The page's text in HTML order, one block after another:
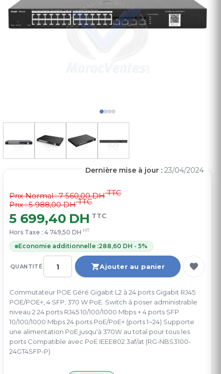
QUANTITÉ Ajouter au panier
Prix Normal :7 560,00 DHTTC
Prix : 5 988,00 DHTTC
5 699,40 DH TTC
Hors Taxe : 4 749,50 DH HT
Economie additionnelle :288,60 DH - 5%
Commutateur POE Géré Gigabit L2 à 24 ports Gigabit RJ45
POE/POE+, 4 SFP, 370 W PoE. Switch à poser administrable
niveau 2 24 ports RJ45 10/100/1000 Mbps + 4 ports SFP
10/100/1000 Mbps 24 ports PoE/PoE+ (ports 1~24) Supporte
une alimentation PoE jusqu'à 370W au total pour tous les
ports Compatible avec PoE IEEE802.3af/at (RG-NBS3100-
24GT4SFP-P)
Dernière mise à jour : 23/04/2024